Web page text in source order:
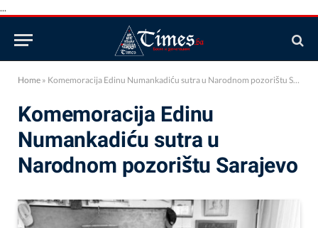
...
Home » Komemoracija Edinu Numankadiću sutra u Narodnom pozorištu Sarajevo
Komemoracija Edinu
Numankadiću sutra u
Narodnom pozorištu Sarajevo